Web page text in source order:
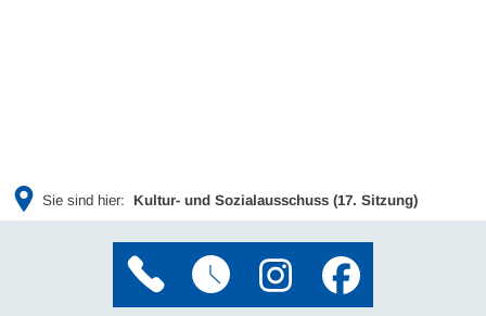
Sie sind hier: Kultur- und Sozialausschuss (17. Sitzung)